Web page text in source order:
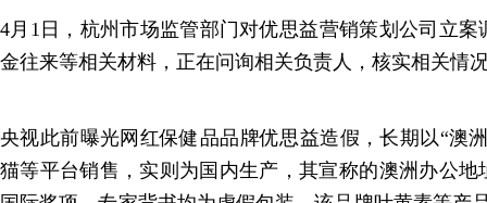
4月1日，杭州市场监管部门对优思益营销策划公司立
金往来等相关材料，正在问询相关负责人，核实相关情
央视此前曝光网红保健品品牌优思益造假，长期以“澳
猫等平台销售，实则为国内生产，其宣称的澳洲办公